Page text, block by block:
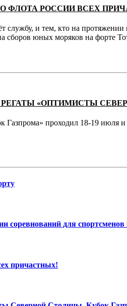
ФЛОТА РОССИИ ВСЕХ
службу, и тем, кто на
сборов юных моряков на форте
РЕГАТЫ «ОПТИМИСТЫ
проходил 18-19 июля
для
причастных!